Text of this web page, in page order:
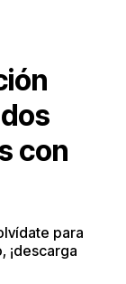
con
para
¡descarga